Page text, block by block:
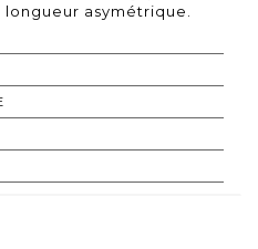
asymétrique.